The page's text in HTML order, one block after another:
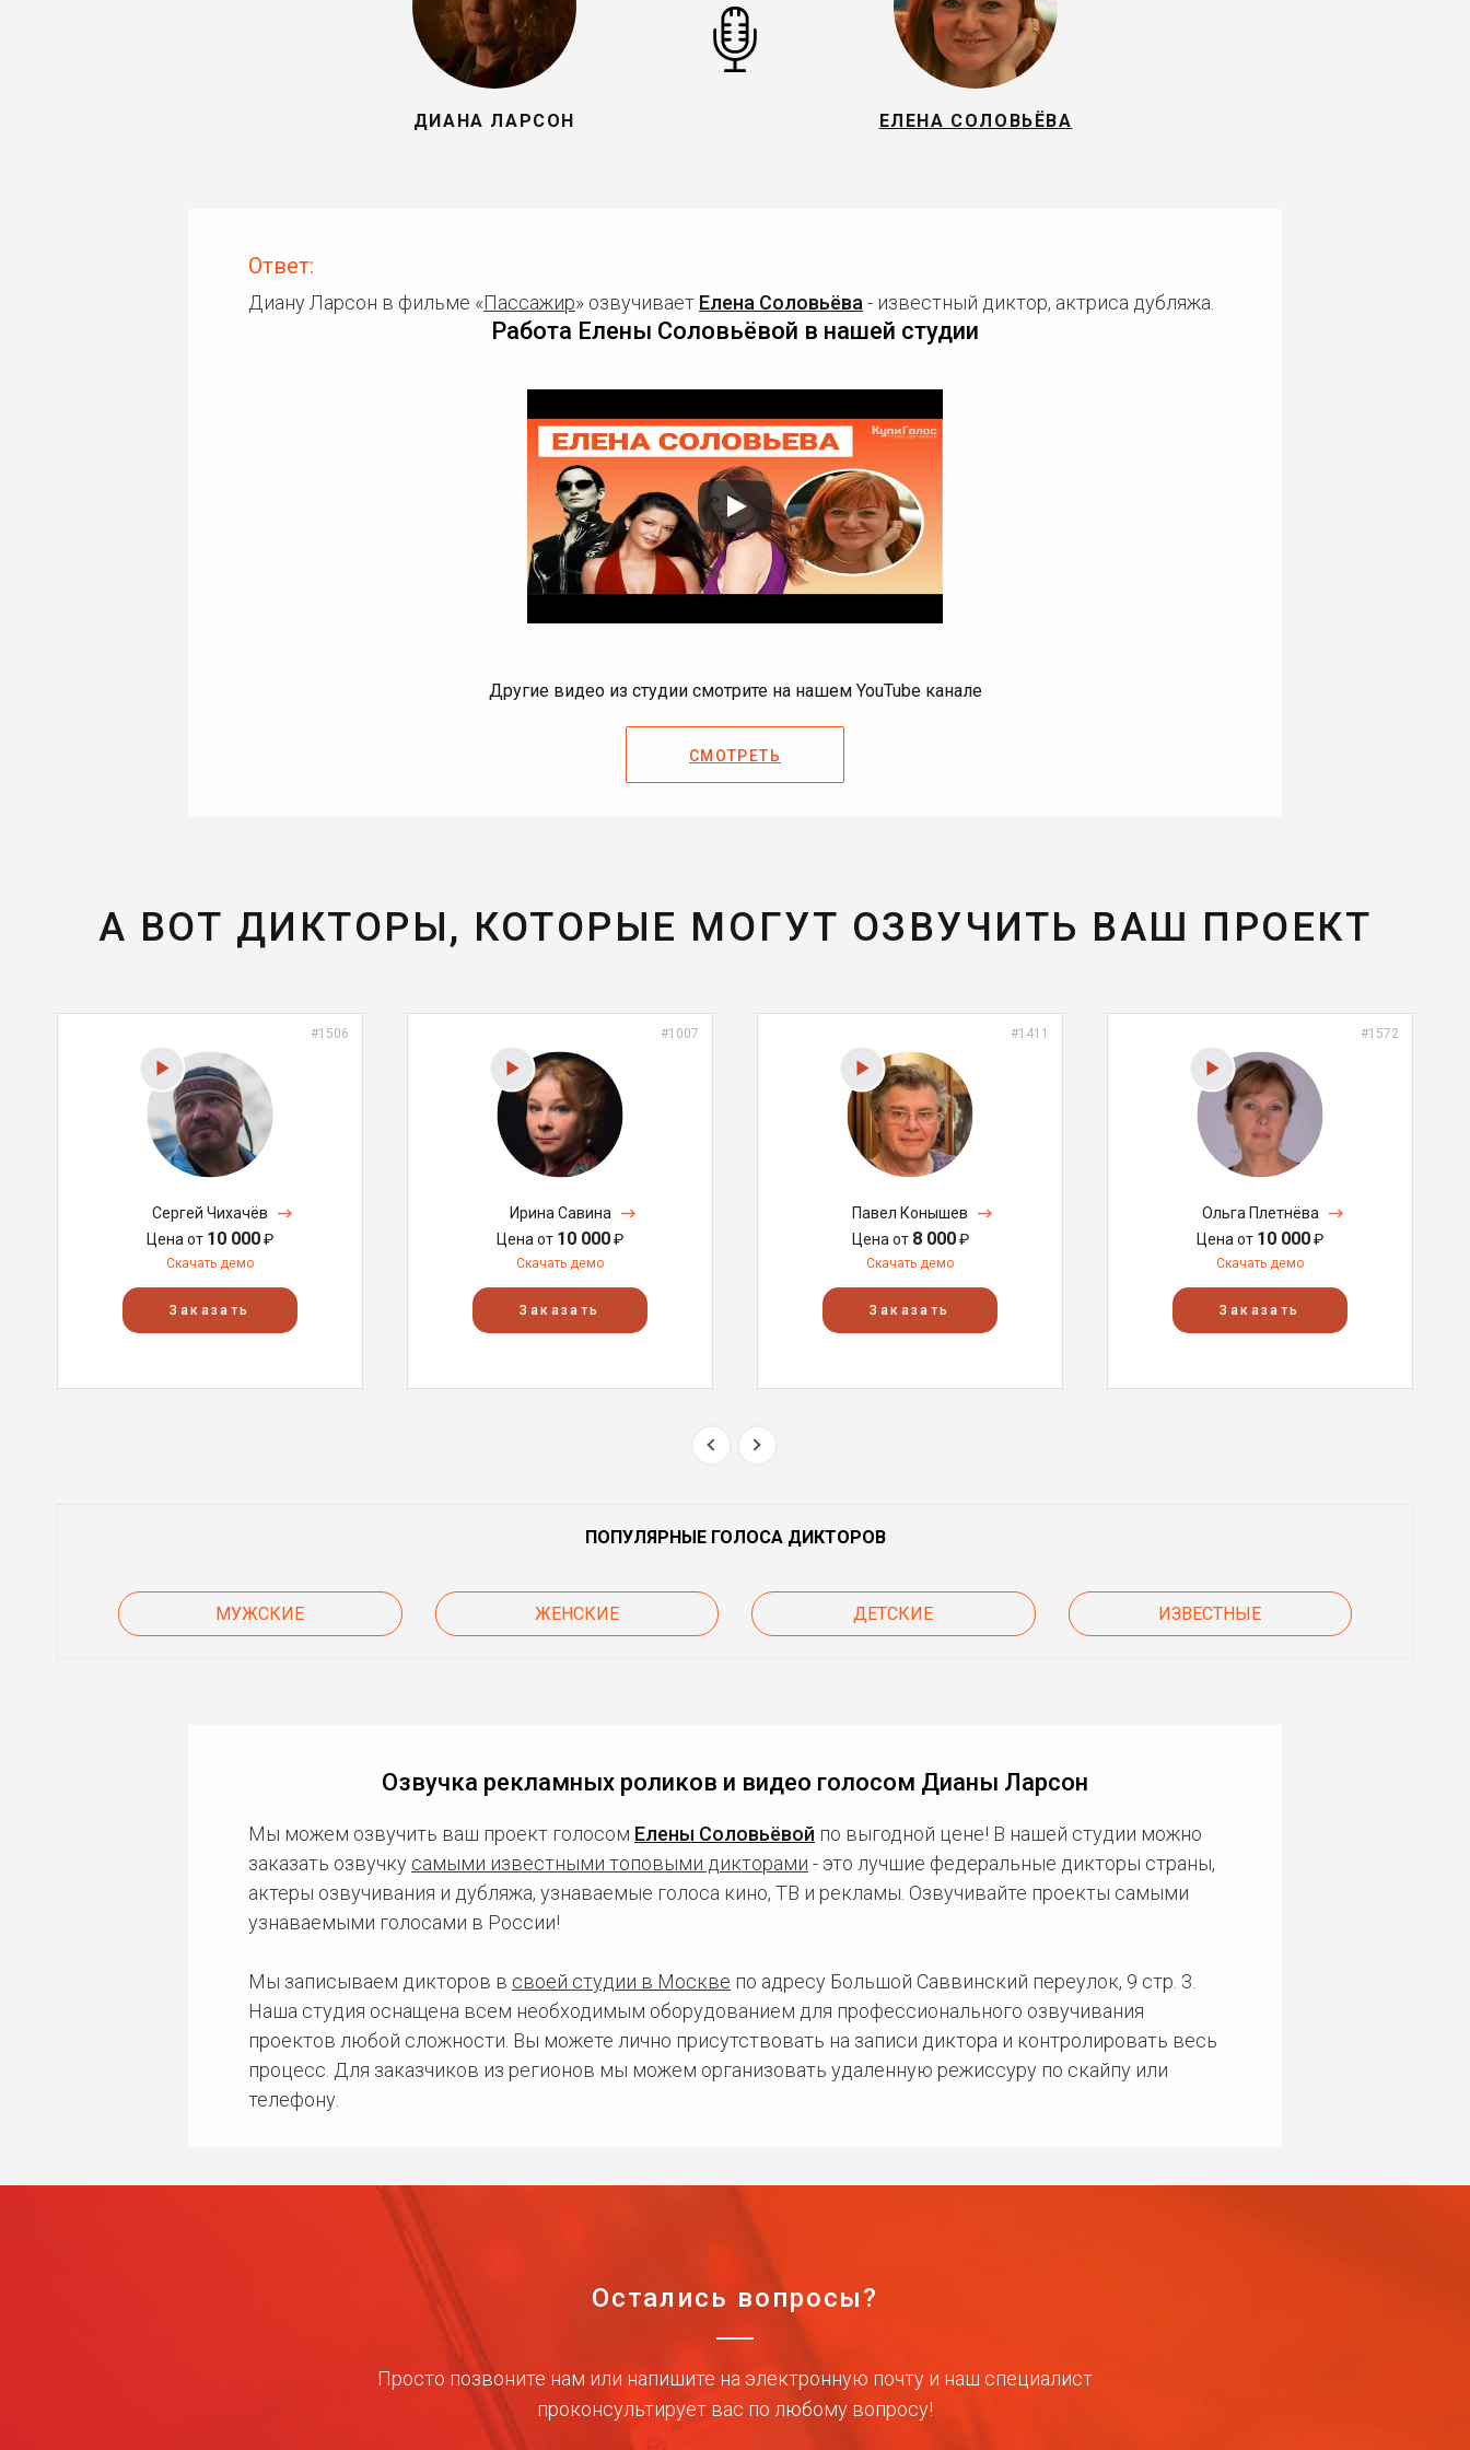
ДИАНА ЛАРСОН ЕЛЕНА СОЛОВЬЁВА
Ответ:
Диану Ларсон в фильме «Пассажир» озвучивает Елена Соловьёва - известный диктор, актриса дубляжа.
Работа Елены Соловьёвой в нашей студии
Другие видео из студии смотрите на нашем YouTube канале
СМОТРЕТЬ
А ВОТ ДИКТОРЫ, КОТОРЫЕ МОГУТ ОЗВУЧИТЬ ВАШ ПРОЕКТ
#1506
Сергей Чихачёв
Цена от 10 000₽
Скачать демо
Заказать
#1007
Ирина Савина
Цена от 10 000₽
Скачать демо
Заказать
#1411
Павел Конышев
Цена от 8 000₽
Скачать демо
Заказать
#1572
Ольга Плетнёва
Цена от 10 000₽
Скачать демо
Заказать
ПОПУЛЯРНЫЕ ГОЛОСА ДИКТОРОВ
МУЖСКИЕ ЖЕНСКИЕ ДЕТСКИЕ ИЗВЕСТНЫЕ
Озвучка рекламных роликов и видео голосом Дианы Ларсон
Мы можем озвучить ваш проект голосом Елены Соловьёвой по выгодной цене! В нашей студии можно
заказать озвучку самыми известными топовыми дикторами - это лучшие федеральные дикторы страны,
актеры озвучивания и дубляжа, узнаваемые голоса кино, ТВ и рекламы. Озвучивайте проекты самыми
узнаваемыми голосами в России!
Мы записываем дикторов в своей студии в Москве по адресу Большой Саввинский переулок, 9 стр. 3.
Наша студия оснащена всем необходимым оборудованием для профессионального озвучивания
проектов любой сложности. Вы можете лично присутствовать на записи диктора и контролировать весь
процесс. Для заказчиков из регионов мы можем организовать удаленную режиссуру по скайпу или
телефону.
Остались вопросы?
Просто позвоните нам или напишите на электронную почту и наш специалист
проконсультирует вас по любому вопросу!